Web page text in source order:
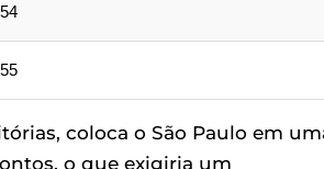
54
55
coloca o São Paulo em
o que exigiria um